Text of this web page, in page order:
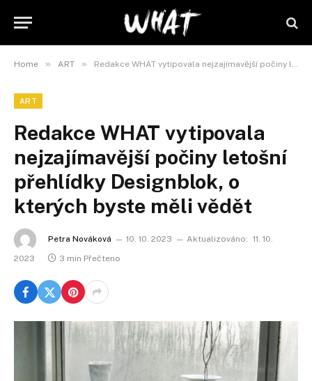
Home » ART » Redakce WHAT vytipovala nejzajímavější počiny letošní přehlídky Designblok, o kterých byste měli vědět
ART
Redakce WHAT vytipovala
nejzajímavější počiny letošní
přehlídky Designblok, o
kterých byste měli vědět
Petra Nováková 10. 10. 2023 Aktualizováno: 11. 10.
2023
3 min Přečteno